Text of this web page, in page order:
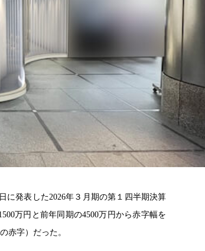
に発表した2026年３月期の第１四半期決算
万円と前年同期の4500万円から赤字幅を
赤字）だった。